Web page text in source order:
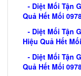
- Diệt Mối Tận
Quả Hết Mối
- Diệt Mối Tận
Hiệu Quả Hết
- Diệt Mối Tận
Quả Hết Mối